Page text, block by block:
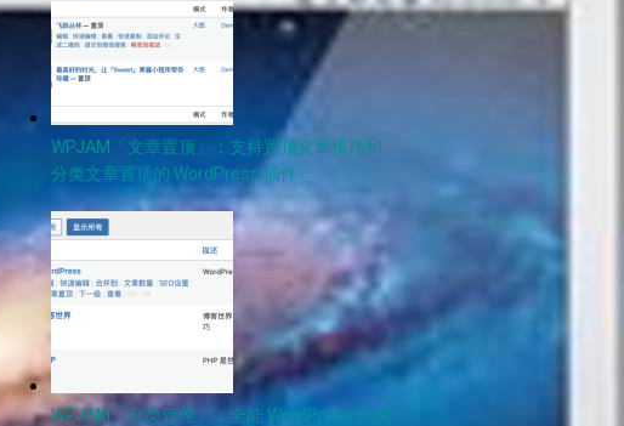
WPJAM「文章置顶」：支持置顶文章排序和
分类文章置顶的 WordPress 插件
WPJAM「分类管理」：全能 WordPress 分类